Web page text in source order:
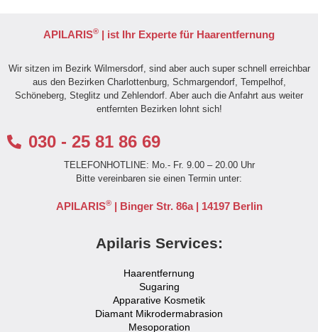
APILARIS® | ist Ihr Experte für Haarentfernung
Wir sitzen im Bezirk Wilmersdorf, sind aber auch super schnell erreichbar
aus den Bezirken Charlottenburg, Schmargendorf, Tempelhof,
Schöneberg, Steglitz und Zehlendorf. Aber auch die Anfahrt aus weiter
entfernten Bezirken lohnt sich!
030 - 25 81 86 69
TELEFONHOTLINE: Mo.- Fr. 9.00 – 20.00 Uhr
Bitte vereinbaren sie einen Termin unter:
APILARIS®| Binger Str. 86a | 14197 Berlin
Apilaris Services:
Haarentfernung
Sugaring
Apparative Kosmetik
Diamant Mikrodermabrasion
Mesoporation